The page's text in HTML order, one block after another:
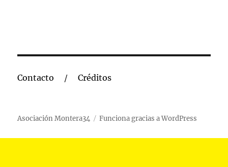
Contacto Créditos
Asociación Montera34 Funciona gracias a WordPress